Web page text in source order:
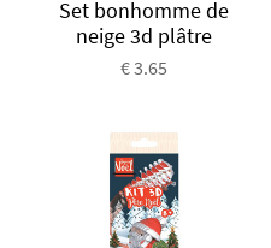
Set bonhomme de
neige 3d plâtre
€ 3.65